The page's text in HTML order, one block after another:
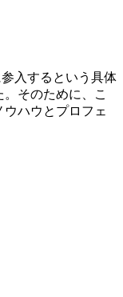
入するという具体
そのために、こ
ハウとプロフェ